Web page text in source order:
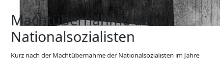
Machtübernahme der
Nationalsozialisten
Kurz nach der Machtübernahme der Nationalsozialisten im Jahre